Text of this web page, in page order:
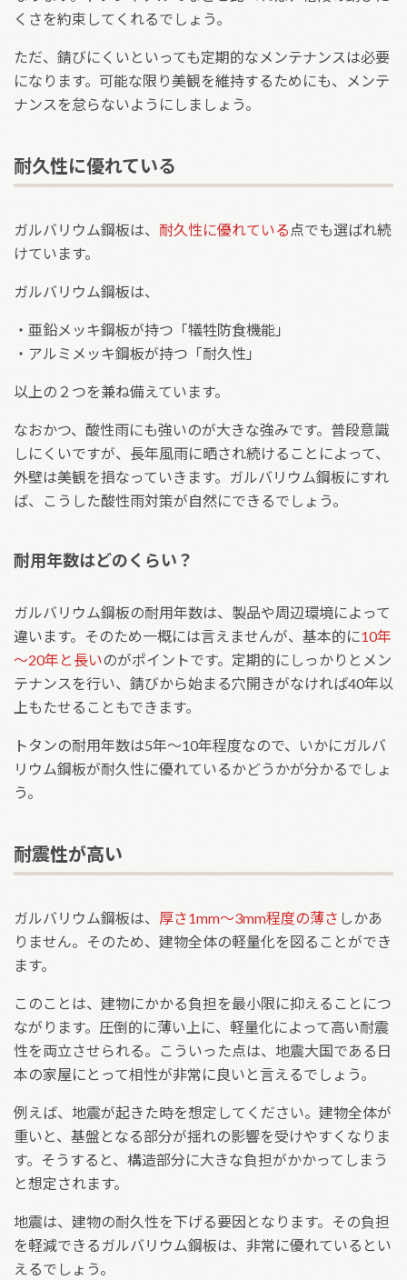
くさを約束してくれるでしょう。
ただ、錆びにくいといっても定期的なメンテナンスは必要
になります。可能な限り美観を維持するためにも、メンテ
ナンスを怠らないようにしましょう。
耐久性に優れている
ガルバリウム鋼板は、 耐久性に優れている 点でも選ばれ続
けています。
ガルバリウム鋼板は、
・亜鉛メッキ鋼板が持つ「犠牲防食機能」
・アルミメッキ鋼板が持つ「耐久性」
以上の２つを兼ね備えています。
なおかつ、酸性雨にも強いのが大きな強みです。普段意識
しにくいですが、長年風雨に晒され続けることによって、
外壁は美観を損なっていきます。ガルバリウム鋼板にすれ
ば、こうした酸性雨対策が自然にできるでしょう。
耐用年数はどのくらい？
ガルバリウム鋼板の耐用年数は、製品や周辺環境によって
違います。そのため一概には言えませんが、基本的に10年
～20年と長いのがポイントです。定期的にしっかりとメン
テナンスを行い、錆びから始まる穴開きがなければ40年以
上もたせることもできます。
トタンの耐用年数は5年～10年程度なので、いかにガルバ
リウム鋼板が耐久性に優れているかどうかが分かるでしょ
う。
耐震性が高い
ガルバリウム鋼板は、 厚さ1mm～3mm程度の薄さ しかあ
りません。そのため、建物全体の軽量化を図ることができ
ます。
このことは、建物にかかる負担を最小限に抑えることにつ
ながります。圧倒的に薄い上に、軽量化によって高い耐震
性を両立させられる。こういった点は、地震大国である日
本の家屋にとって相性が非常に良いと言えるでしょう。
例えば、地震が起きた時を想定してください。建物全体が
重いと、基盤となる部分が揺れの影響を受けやすくなりま
す。そうすると、構造部分に大きな負担がかかってしまう
と想定されます。
地震は、建物の耐久性を下げる要因となります。その負担
を軽減できるガルバリウム鋼板は、非常に優れているとい
えるでしょう。